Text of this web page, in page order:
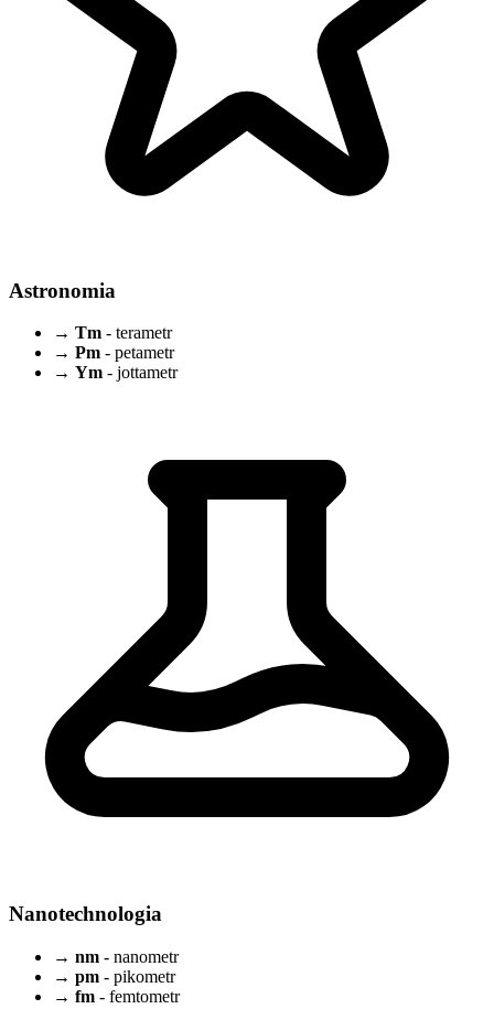
Astronomia
→ Tm - terametr
→ Pm - petametr
→ Ym - jottametr
Nanotechnologia
→ nm - nanometr
→ pm - pikometr
→ fm - femtometr